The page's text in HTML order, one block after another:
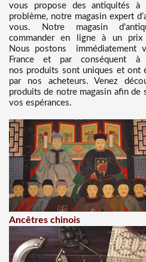
vous propose desantiquités à
problème, notre magasin expert
vous. Notre magasin
commander en ligne à un prix
Nous postons immédiatement
France et par conséquent à
nos produits sont uniques et ont
par nos acheteurs. Venez
produits de notre magasin afin de
vos espérances.
Ancêtres chinois